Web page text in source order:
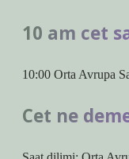
10 am cet
10:00 Orta Avrupa
Cet ne